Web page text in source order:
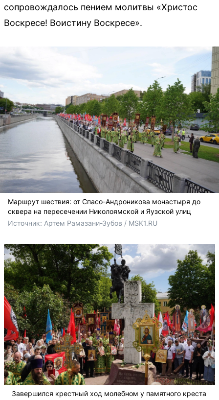
сопровождалось пением молитвы «Христос
Воскресе! Воистину Воскресе».
Маршрут шествия: от Спасо-Андроникова монастыря до
сквера на пересечении Николоямской и Яузской улиц
Источник: Артем Рамазани-Зубов / MSK1.RU
Завершился крестный ход молебном у памятного креста